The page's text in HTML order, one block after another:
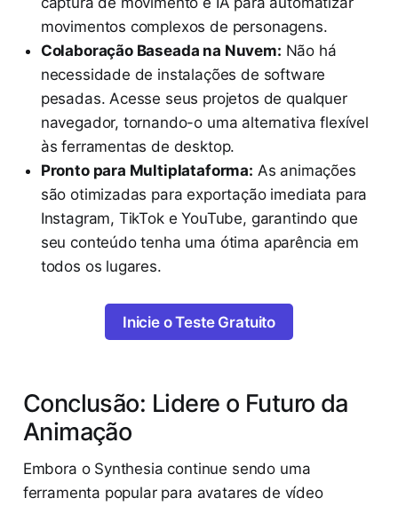
movimentos complexos de personagens.
Colaboração Baseada na Nuvem: Não há
necessidade de instalações de software
pesadas. Acesse seus projetos de qualquer
navegador, tornando-o uma alternativa flexível
às ferramentas de desktop.
Pronto para Multiplataforma: As animações
são otimizadas para exportação imediata para
Instagram, TikTok e YouTube, garantindo que
seu conteúdo tenha uma ótima aparência em
todos os lugares.
Inicie o Teste Gratuito
Conclusão: Lidere o Futuro da
Animação
Embora o Synthesia continue sendo uma
ferramenta popular para avatares de vídeo